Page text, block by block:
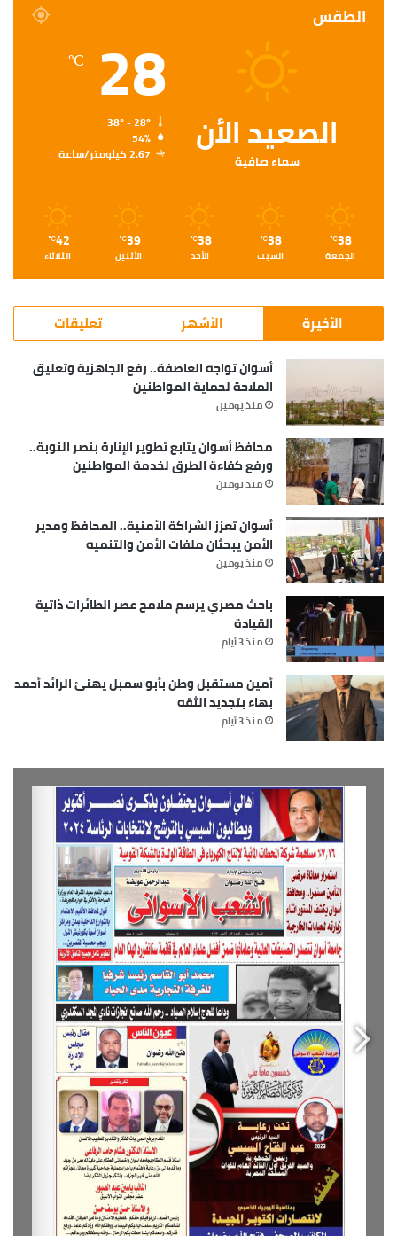
الطقس
الصعيد الأن
سماء صافية
28
℃
54%
2.67 كيلومتر/ساعة
38
℃
الجمعة
38
℃
السبت
38
℃
الأحد
39
℃
الأثنين
42
℃
الثلاثاء
الأخيرة الأشهر تعليقات
أسوان تواجه العاصفة.. رفع الجاهزية وتعليق
الملاحة لحماية المواطنين
منذ يومين
محافظ أسوان يتابع تطوير الإنارة بنصر النوبة..
ورفع كفاءة الطرق لخدمة المواطنين
منذ يومين
أسوان تعزز الشراكة الأمنية.. المحافظ ومدير
الأمن يبحثان ملفات الأمن والتنميه
منذ يومين
باحث مصري يرسم ملامح عصر الطائرات ذاتية
القيادة
منذ 3 أيام
أمين مستقبل وطن بأبو سمبل يهنئ الرائد أحمد
بهاء بتجديد الثقه
منذ 3 أيام